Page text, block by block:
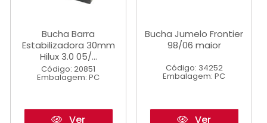
Bucha Barra
Estabilizadora 30mm
Hilux 3.0 05/...
Código: 20851
Embalagem: PC
Ver
Bucha Jumelo Frontier
98/06 maior
Código: 34252
Embalagem: PC
Ver